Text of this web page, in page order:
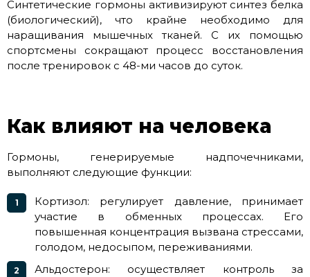
Синтетические гормоны активизируют синтез белка
(биологический), что крайне необходимо для
наращивания мышечных тканей. С их помощью
спортсмены сокращают процесс восстановления
после тренировок с 48-ми часов до суток.
Как влияют на человека
Гормоны, генерируемые надпочечниками,
выполняют следующие функции:
Кортизол: регулирует давление, принимает
участие в обменных процессах. Его
повышенная концентрация вызвана стрессами,
голодом, недосыпом, переживаниями.
Альдостерон: осуществляет контроль за